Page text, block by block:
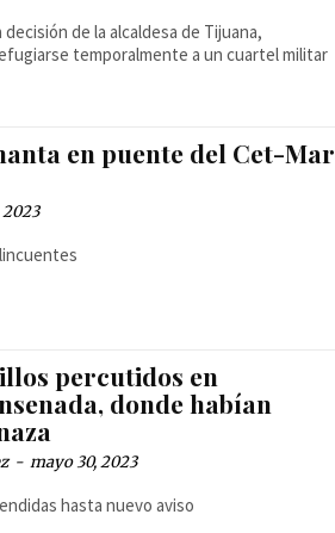
de la alcaldesa de Tijuana,
temporalmente a un cuartel militar
en puente del Cet-Mar
percutidos en
donde habían
- mayo 30, 2023
hasta nuevo aviso